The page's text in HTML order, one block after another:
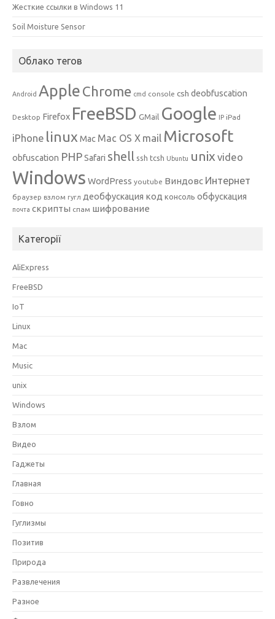
Жесткие ссылки в Windows 11
Soil Moisture Sensor
Облако тегов
Android Apple Chrome cmd console csh deobfuscation
Desktop Firefox FreeBSD GMail Google IP iPad
iPhone linux Mac Mac OS X mail Microsoft
obfuscation PHPSafari shell ssh tcsh Ubuntu unix video
Windows WordPress youtube Виндовс Интернет
браузер взлом гугл деобфускация код консоль обфускация
почта скрипты спам шифрование
Категорії
AliExpress
FreeBSD
IoT
Linux
Mac
Music
unix
Windows
Взлом
Видео
Гаджеты
Главная
Говно
Гуглизмы
Позитив
Природа
Развлечения
Разное